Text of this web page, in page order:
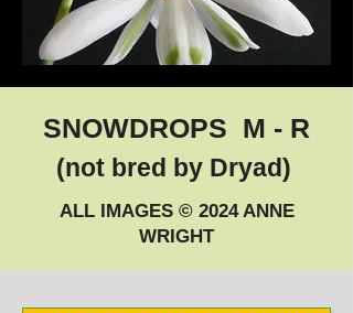
SNOWDROPS M - R
(not bred by Dryad)
ALL IMAGES © 2024 ANNE
WRIGHT